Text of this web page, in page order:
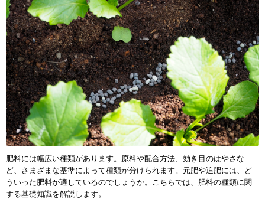
肥料には幅広い種類があります。原料や配合方法、効き目のはやさな
ど、さまざまな基準によって種類が分けられます。元肥や追肥には、ど
ういった肥料が適しているのでしょうか。こちらでは、肥料の種類に関
する基礎知識を解説します。